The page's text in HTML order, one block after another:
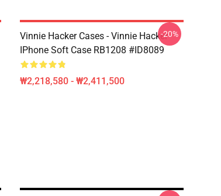
Vinnie Hacker Cases - Vinnie Hacker
IPhone Soft Case RB1208 #ID8089
₩2,218,580 - ₩2,411,500
-20%